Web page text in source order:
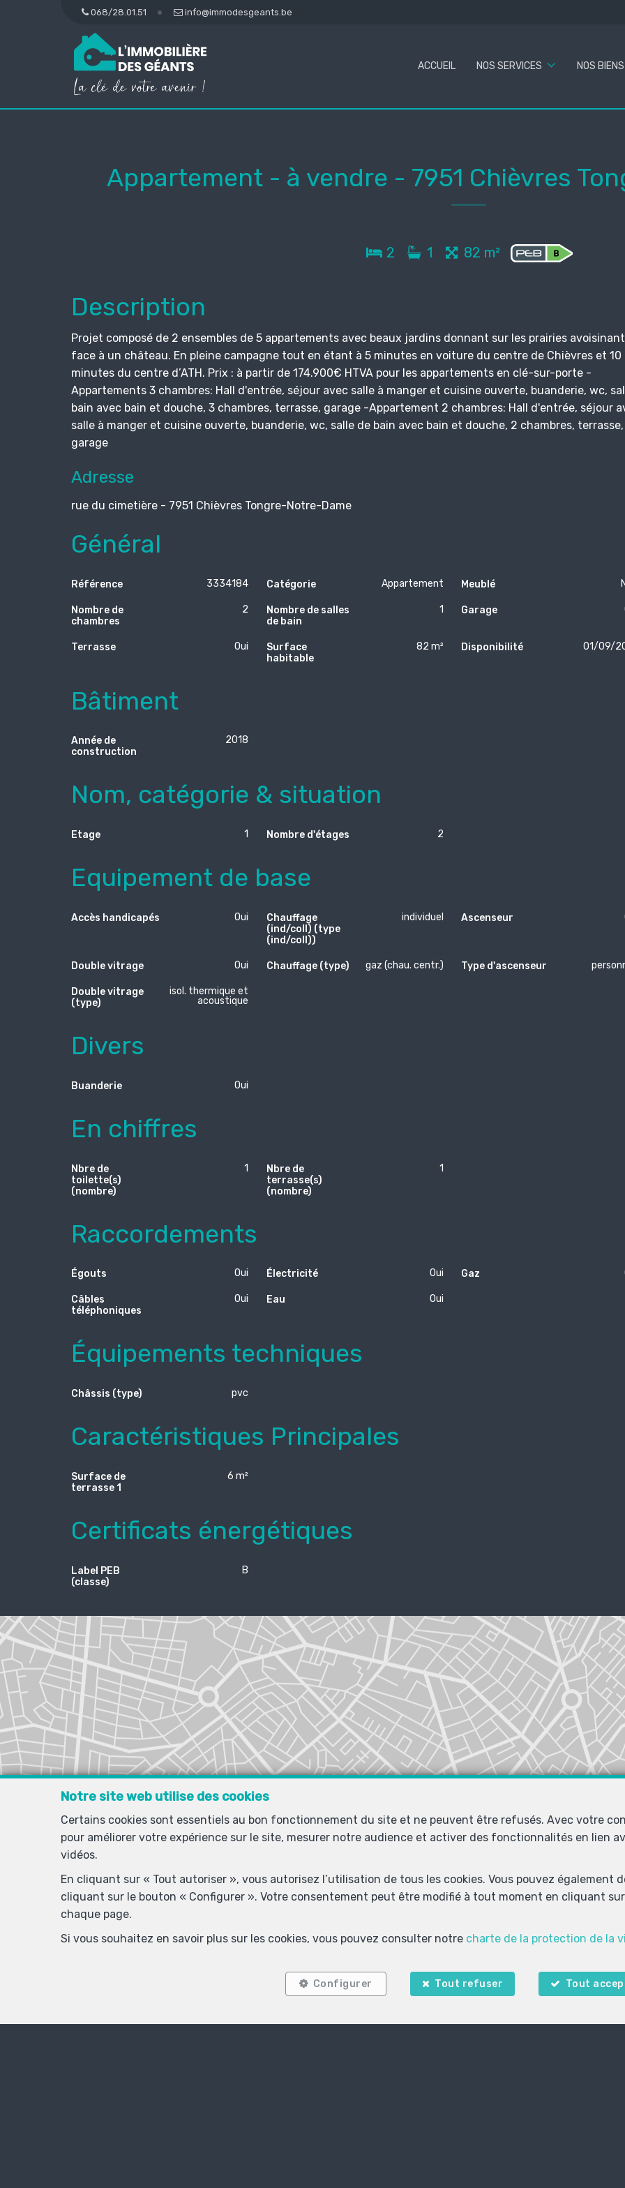
068/28.01.51 info@immodesgeants.be
ACCUEIL NOS SERVICES NOS BIENS
Appartement - à vendre - 7951 Chièvres
2 1 82 m²
Description
Projet composé de 2 ensembles de 5 appartements avec beaux jardins donnant sur les prairies
face à un château. En pleine campagne tout en étant à 5 minutes en voiture du centre de Chièvres et 10
minutes du centre d’ATH. Prix : à partir de 174.900€ HTVA pour les appartements en clé-sur-porte -
Appartements 3 chambres: Hall d'entrée, séjour avec salle à manger et cuisine ouverte, buanderie, wc,
bain avec bain et douche, 3 chambres, terrasse, garage -Appartement 2 chambres: Hall d'entrée, séjour
salle à manger et cuisine ouverte, buanderie, wc, salle de bain avec bain et douche, 2 chambres, terrasse,
garage
Adresse
rue du cimetière - 7951 Chièvres Tongre-Notre-Dame
Général
Référence 3334184 Catégorie Appartement Meublé
Nombre de
chambres
2
Nombre de salles
de bain
1 Garage
Terrasse Oui
Surface
habitable
82 m² Disponibilité 01/09/
Bâtiment
Année de
construction
2018
Nom, catégorie & situation
Etage 1 Nombre d'étages 2
Equipement de base
Accès handicapés Oui
Chauffage
(ind/coll) (type
(ind/coll))
individuel Ascenseur
Double vitrage Oui Chauffage (type) gaz (chau. centr.) Type d'ascenseur
Double vitrage
(type)
isol. thermique et
acoustique
Divers
Buanderie Oui
En chiffres
Nbre de
toilette(s)
(nombre)
1
Nbre de
terrasse(s)
(nombre)
1
Raccordements
Égouts Oui Électricité Oui Gaz
Câbles
téléphoniques
Oui Eau Oui
Équipements techniques
Châssis (type) pvc
Caractéristiques Principales
Surface de
terrasse 1
6 m²
Certificats énergétiques
Label PEB
(classe)
B
Notre site web utilise des cookies
Certains cookies sont essentiels au bon fonctionnement du site et ne peuvent être refusés. Avec votre
pour améliorer votre expérience sur le site, mesurer notre audience et activer des fonctionnalités en lien
vidéos.
En cliquant sur « Tout autoriser », vous autorisez l’utilisation de tous les cookies. Vous pouvez également
cliquant sur le bouton « Configurer ». Votre consentement peut être modifié à tout moment en cliquant
chaque page.
Si vous souhaitez en savoir plus sur les cookies, vous pouvez consulter notre charte de la protection de la
Configurer Tout refuser Tout